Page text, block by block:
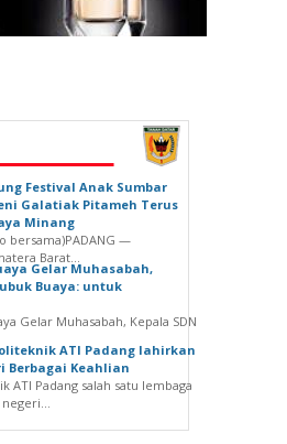
Festival Anak Sumbar
Galatiak Pitameh Terus
Minang
bersama)‎‎PADANG —
Barat...
Gelar Muhasabah,
Buaya: untuk
Gelar Muhasabah, Kepala SDN
ATI Padang lahirkan
Berbagai Keahlian
ATI Padang salah satu lembaga